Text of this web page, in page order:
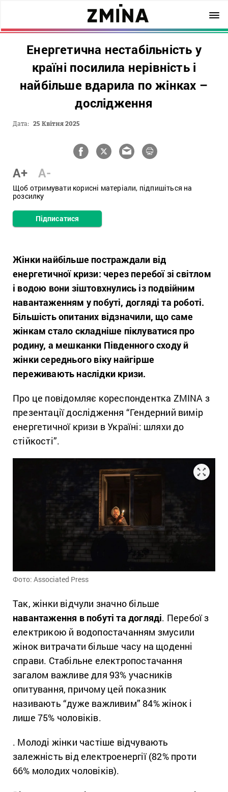
Енергетична нестабільність у
країні посилила нерівність і
найбільше вдарила по жінках –
дослідження
Дата: 25 Квітня 2025
A+ A-
Щоб отримувати корисні матеріали, підпишіться на
розсилку
Підписатися
Жінки найбільше постраждали від
енергетичної кризи: через перебої зі світлом
і водою вони зіштовхнулись із подвійним
навантаженням у побуті, догляді та роботі.
Більшість опитаних відзначили, що саме
жінкам стало складніше піклуватися про
родину, а мешканки Південного сходу й
жінки середнього віку найгірше
переживають наслідки кризи.
Про це повідомляє кореспондентка ZMINA з
презентації дослідження “Гендерний вимір
енергетичної кризи в Україні: шляхи до
стійкості”.
Фото: Associated Press
Так, жінки відчули значно більше
навантаження в побуті та догляді. Перебої з
електрикою й водопостачанням змусили
жінок витрачати більше часу на щоденні
справи. Стабільне електропостачання
загалом важливе для 93% учасників
опитування, причому цей показник
називають “дуже важливим” 84% жінок і
лише 75% чоловіків.
. Молоді жінки частіше відчувають
залежність від електроенергії (82% проти
66% молодих чоловіків).